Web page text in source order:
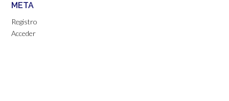
META
Registro
Acceder